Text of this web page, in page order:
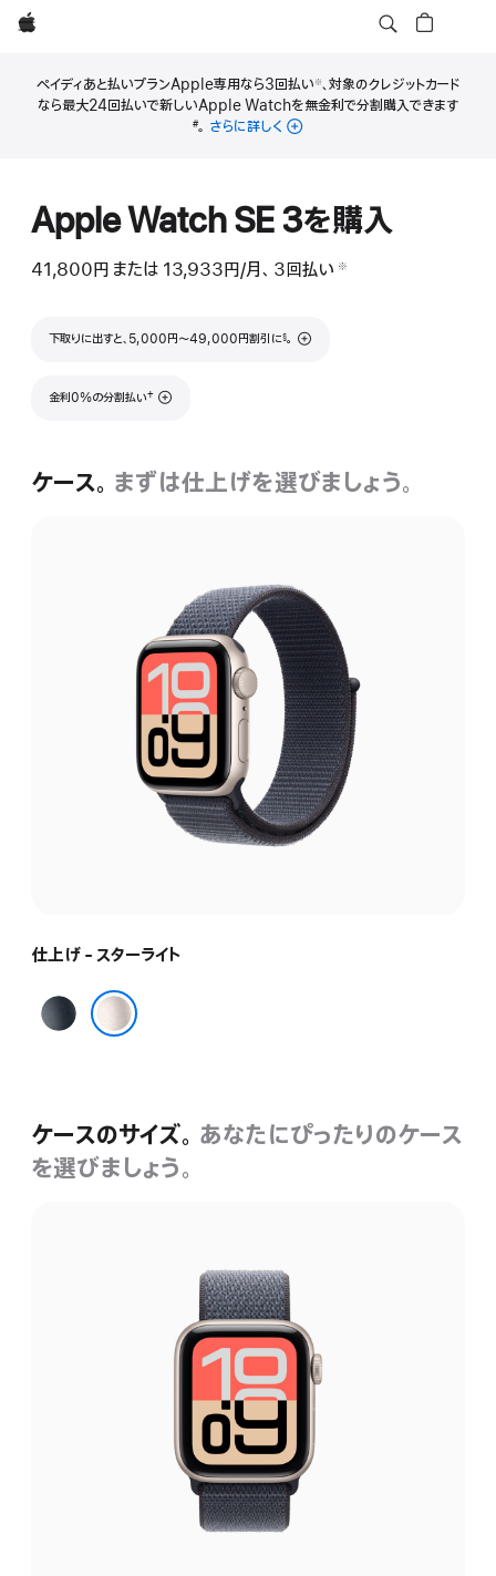
Apple
ペイディあと払いプランApple専用なら3回払い
注
※、対象のクレジットカード
なら最大24回払いで新しいApple Watchを無金利で分割購入できます
#。 さらに詳しく
Apple Watch SE 3を購入
41,800円 ま た は 13,933円/月、 月
3 回払い 支払い回数
（二重短剣符の脚注）
※
下取りに出すと、5,000円〜49,000円割引に§。
金利0%の分割払い脚注
†
ケース。 まずは仕上げを選びましょう。
仕上げ - スターライト
ミ
ッ
ト
ケースのサイズ。 あなたにぴったりのケース
を選びましょう。